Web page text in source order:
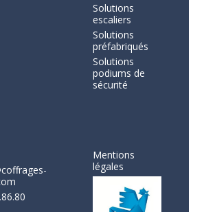
Solutions
escaliers
Solutions
préfabriqués
Solutions
podiums de
sécurité
Mentions
légales